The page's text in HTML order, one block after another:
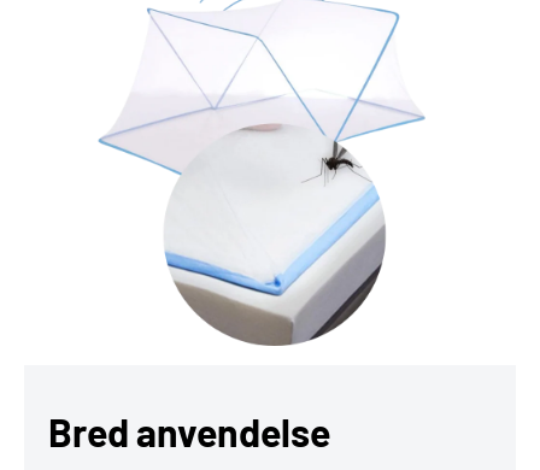
Bred anvendelse